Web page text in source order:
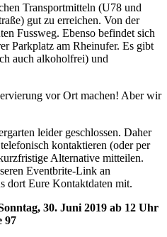
Transportmitteln (U78 und
gut zu erreichen. Von der
Fussweg. Ebenso befindet sich
Parkplatz am Rheinufer. Es gibt
auch alkoholfrei) und
vor Ort machen! Aber wir
leider geschlossen. Daher
kontaktieren (oder per
Alternative mitteilen.
Eventbrite-Link an
dort Eure Kontaktdaten mit.
30. Juni 2019 ab 12 Uhr
97